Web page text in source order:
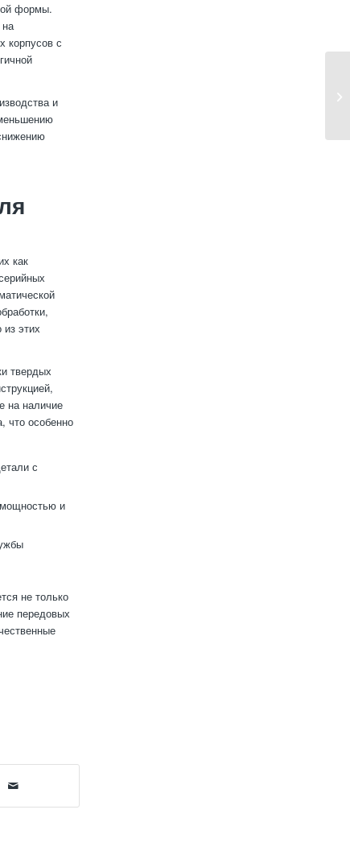
формы.
корпусов с
и
как
этих
твердых
на наличие
что особенно
с
мощностью и
не только
передовых